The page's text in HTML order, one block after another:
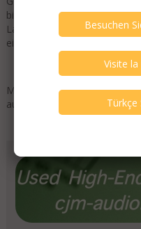
bis 100W. Der
Lautsprecher sind relativ
eine sinnvolle Platzierung
Mit einer Empfindlichkeit von
auch gut mit Röhren -